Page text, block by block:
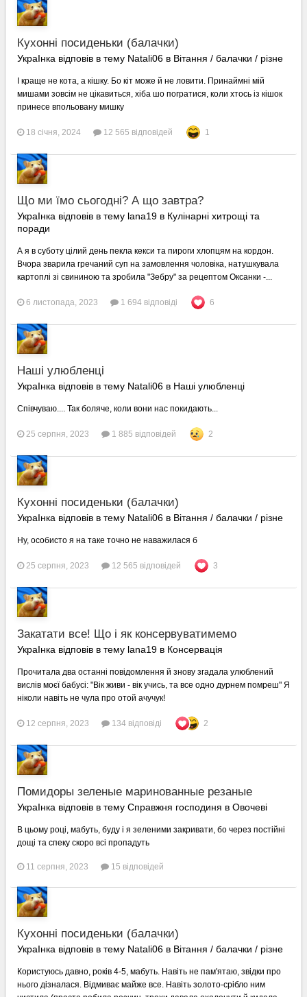
Кухонні посиденьки (балачки)
УкраІнка відповів в тему Natali06 в Вітання / балачки / різне
І краще не кота, а кішку. Бо кіт може й не ловити. Принаймні мій
мишами зовсім не цікавиться, хіба шо погратися, коли хтось із кішок
принесе впольовану мишку
18 січня, 2024 12 565 відповідей 1
Що ми їмо сьогодні? А що завтра?
УкраІнка відповів в тему lana19 в Кулінарні хитрощі та
поради
А я в суботу цілий день пекла кекси та пироги хлопцям на кордон.
Вчора зварила гречаний суп на замовлення чоловіка, натушкувала
картоплі зі свининою та зробила "Зебру" за рецептом Оксанки -...
6 листопада, 2023 1 694 відповіді 6
Наші улюбленці
УкраІнка відповів в тему Natali06 в Наші улюбленці
Співчуваю.... Так боляче, коли вони нас покидають...
25 серпня, 2023 1 885 відповідей 2
Кухонні посиденьки (балачки)
УкраІнка відповів в тему Natali06 в Вітання / балачки / різне
Ну, особисто я на таке точно не наважилася б
25 серпня, 2023 12 565 відповідей 3
Закатати все! Що і як консервуватимемо
УкраІнка відповів в тему lana19 в Консервація
Прочитала два останні повідомлення й знову згадала улюблений
вислів моєї бабусі: "Вік живи - вік учись, та все одно дурнем помреш" Я
ніколи навіть не чула про отой ачучук!
12 серпня, 2023 134 відповіді 2
Помидоры зеленые маринованные резаные
УкраІнка відповів в тему Справжня господиня в Овочеві
В цьому році, мабуть, буду і я зеленими закривати, бо через постійні
дощі та спеку скоро всі пропадуть
11 серпня, 2023 15 відповідей
Кухонні посиденьки (балачки)
УкраІнка відповів в тему Natali06 в Вітання / балачки / різне
Користуюсь давно, років 4-5, мабуть. Навіть не пам'ятаю, звідки про
нього дізналася. Відмиває майже все. Навіть золото-срібло ним